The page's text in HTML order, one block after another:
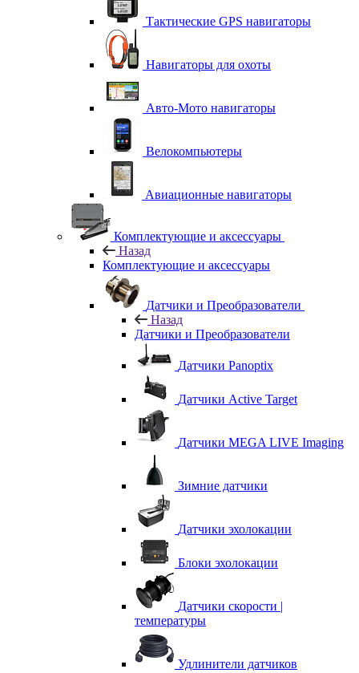
Тактические GPS навигаторы
Навигаторы для охоты
Авто-Мото навигаторы
Велокомпьютеры
Авиационные навигаторы
Комплектующие и аксессуары
Назад
Комплектующие и аксессуары
Датчики и Преобразователи
Назад
Датчики и Преобразователи
Датчики Panoptix
Датчики Active Target
Датчики MEGA LIVE Imaging
Зимние датчики
Датчики эхолокации
Блоки эхолокации
Датчики скорости |
температуры
Удлинители датчиков